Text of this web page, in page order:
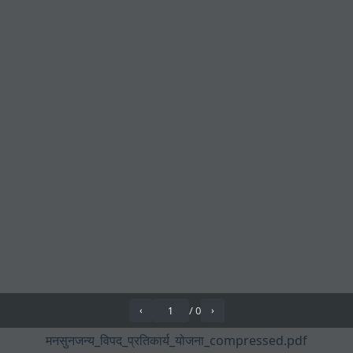
‹ /0 ›
मनसुनजन्य_विपद_प्रतिकार्य_योजना_compressed.pdf